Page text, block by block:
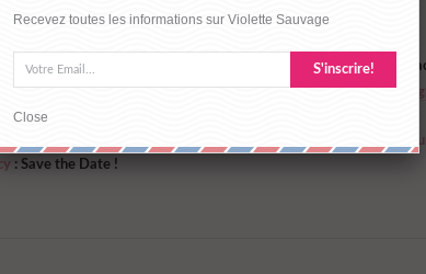
avec nous contre la
du vendredi 7
: Save the Date !
presse@violettesauvage.fr
Pour ne rien manquer de notre
Facebook, ànotre compte
On a hâte de vous retrouver
Recevez toutes les informations sur Violette Sauvage
S'inscrire!
Close